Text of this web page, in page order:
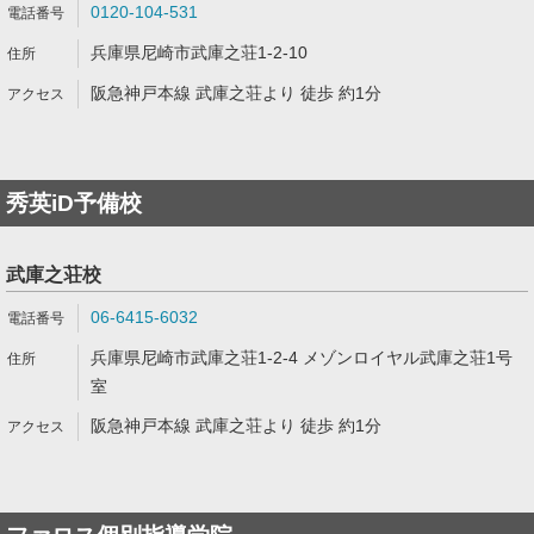
0120-104-531
兵庫県尼崎市武庫之荘1-2-10
阪急神戸本線 武庫之荘より 徒歩 約1分
秀英iD予備校
武庫之荘校
06-6415-6032
兵庫県尼崎市武庫之荘1-2-4 メゾンロイヤル武庫之荘1号
室
阪急神戸本線 武庫之荘より 徒歩 約1分